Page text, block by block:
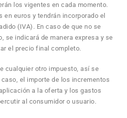
los vigentes en cada momento.
en euros y tendrán incorporado el
(IVA). En caso de que no se
se indicará de manera expresa y se
el precio final completo.
cualquier otro impuesto, así se
el importe de los incrementos
a la oferta y los gastos
al consumidor o usuario.